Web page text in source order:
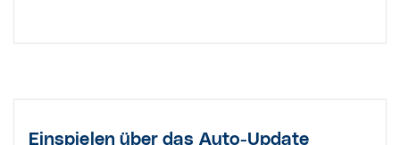
Einspielen über das Auto-Update